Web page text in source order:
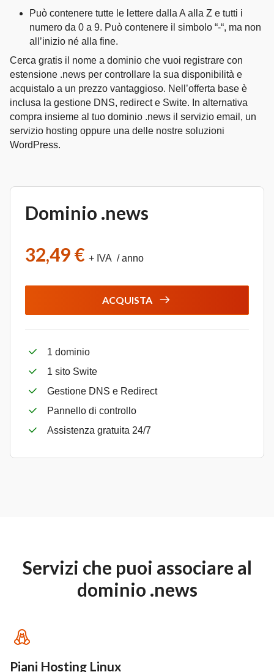
Può contenere tutte le lettere dalla A alla Z e tutti i
numero da 0 a 9. Può contenere il simbolo “-“, ma non
all’inizio né alla fine.
Cerca gratis il nome a dominio che vuoi registrare con
estensione .news per controllare la sua disponibilità e
acquistalo a un prezzo vantaggioso. Nell’offerta base è
inclusa la gestione DNS, redirect e Swite. In alternativa
compra insieme al tuo dominio .news il servizio email, un
servizio hosting oppure una delle nostre soluzioni
WordPress.
Dominio .news
32,49 € + IVA / anno
ACQUISTA
1 dominio
1 sito Swite
Gestione DNS e Redirect
Pannello di controllo
Assistenza gratuita 24/7
Servizi che puoi associare al
dominio .news
Piani Hosting Linux